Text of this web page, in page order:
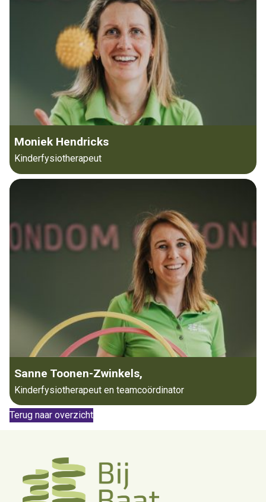
Moniek Hendricks
Kinderfysiotherapeut
Sanne Toonen-Zwinkels,
Kinderfysiotherapeut en teamcoördinator
Terug naar overzicht